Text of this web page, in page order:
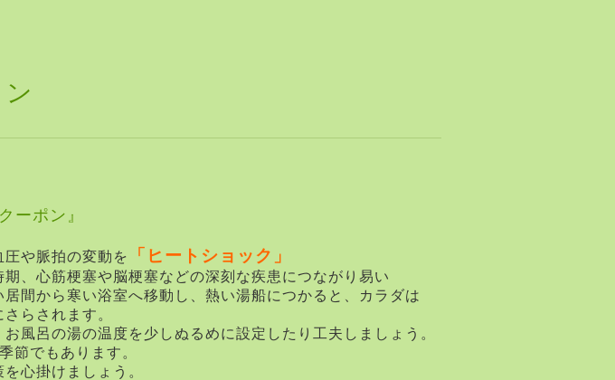
ーポン』
や脈拍の変動を 「ヒートショック」
、心筋梗塞や脳梗塞などの深刻な疾患につながり易い
居間から寒い浴室へ移動し、熱い湯船につかると、カラダは
らされます。
風呂の湯の温度を少しぬるめに設定したり工夫しましょう。
節でもあります。
心掛けましょう。